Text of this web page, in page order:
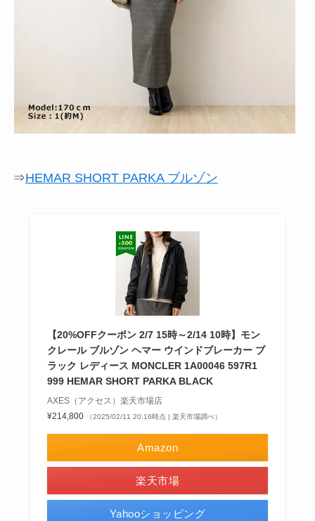
⇒HEMAR SHORT PARKA ブルゾン
【20%OFFクーポン 2/7 15時～2/14 10時】モン
クレール ブルゾン ヘマー ウインドブレーカー ブ
ラック レディース MONCLER 1A00046 597R1
999 HEMAR SHORT PARKA BLACK
AXES（アクセス）楽天市場店
¥214,800
（2025/02/11 20:16時点 | 楽天市場調べ）
Amazon
楽天市場
Yahooショッピング